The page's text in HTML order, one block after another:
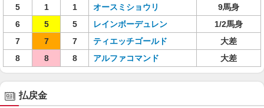
5
1 1 オースミショウリ
9馬身
6
5 5 レインボーデュレン
1/2馬身
7
7 7 ティエッチゴールド
大差
8
8 8 アルファコマンド 大差
払戻金